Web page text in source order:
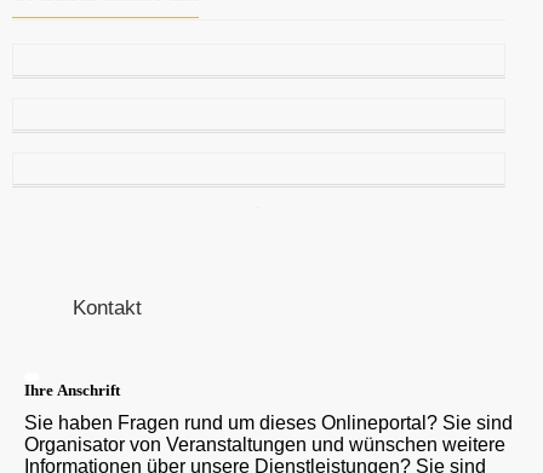
Kontakt
Ihre Anschrift
Sie haben Fragen rund um dieses Onlineportal? Sie sind
Organisator von Veranstaltungen und wünschen weitere
Informationen über unsere Dienstleistungen? Sie sind